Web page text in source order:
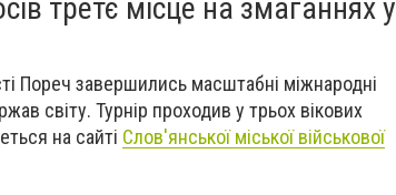
третє місце на змаганнях у
Пореч завершились масштабні міжнародні
світу. Турнір проходив у трьох вікових
на сайті Слов'янської міської військової